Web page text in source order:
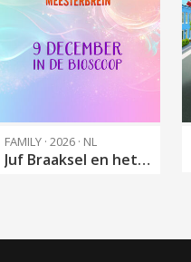
FAMILY · 2026 · NL
Juf Braaksel en het Meesterbrein